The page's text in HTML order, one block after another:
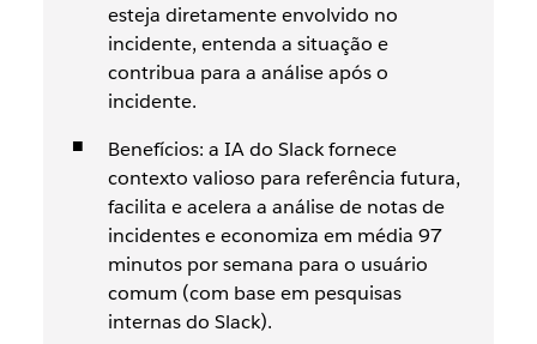
esteja diretamente envolvido no
incidente, entenda a situação e
contribua para a análise após o
incidente.
Benefícios: a IA do Slack fornece
contexto valioso para referência futura,
facilita e acelera a análise de notas de
incidentes e economiza em média 97
minutos por semana para o usuário
comum (com base em pesquisas
internas do Slack).